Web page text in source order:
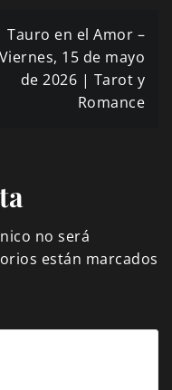
Tauro en el Amor –
Viernes, 15 de mayo
de 2026 | Tarot y
Romance
no será
están marcados